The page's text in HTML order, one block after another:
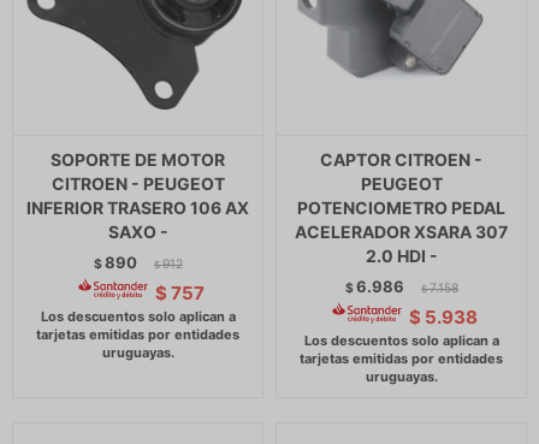
SOPORTE DE MOTOR
CITROEN - PEUGEOT
INFERIOR TRASERO 106 AX
SAXO -
$890 $ 912
$ 757
CAPTOR CITROEN -
PEUGEOT
POTENCIOMETRO PEDAL
ACELERADOR XSARA 307
2.0 HDI -
$6.986 $ 7.158
$ 5.938